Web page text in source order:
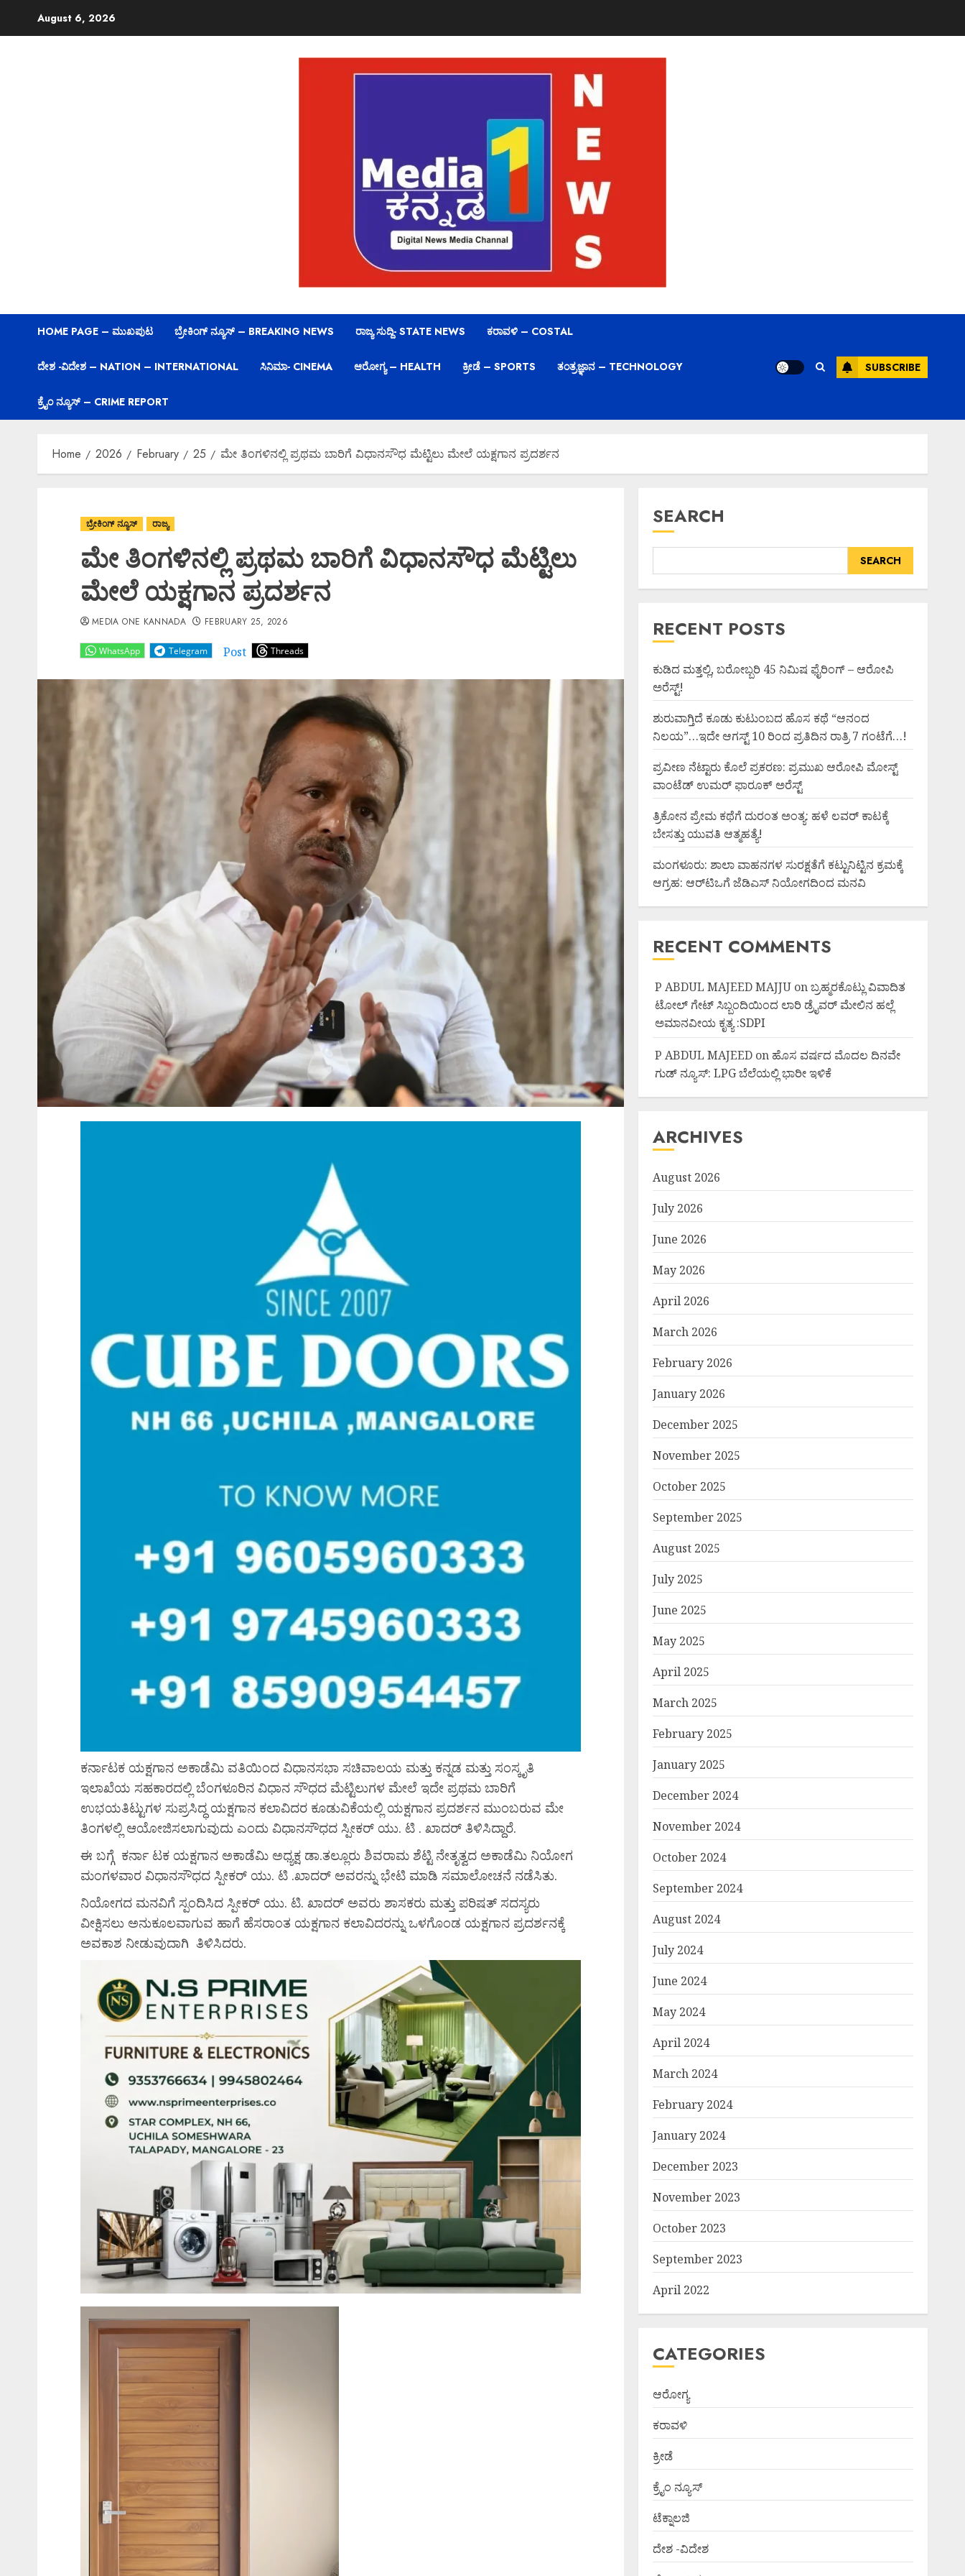
August 6, 2026
HOME PAGE – ಮುಖಪುಟ ಬ್ರೇಕಿಂಗ್ ನ್ಯೂಸ್ – BREAKING NEWS ರಾಜ್ಯ ಸುದ್ದಿ- STATE NEWS ಕರಾವಳಿ – COSTAL
ದೇಶ -ವಿದೇಶ – NATION – INTERNATIONAL ಸಿನಿಮಾ- CINEMA ಆರೋಗ್ಯ – HEALTH ಕ್ರೀಡೆ – SPORTS ತಂತ್ರಜ್ಞಾನ – TECHNOLOGY
ಕ್ರೈಂ ನ್ಯೂಸ್ – CRIME REPORT
SUBSCRIBE
Home 2026 February 25 ಮೇ ತಿಂಗಳಿನಲ್ಲಿ ಪ್ರಥಮ ಬಾರಿಗೆ ವಿಧಾನಸೌಧ ಮೆಟ್ಟಿಲು ಮೇಲೆ ಯಕ್ಷಗಾನ ಪ್ರದರ್ಶನ
ಬ್ರೇಕಿಂಗ್ ನ್ಯೂಸ್ ರಾಜ್ಯ
ಮೇ ತಿಂಗಳಿನಲ್ಲಿ ಪ್ರಥಮ ಬಾರಿಗೆ ವಿಧಾನಸೌಧ ಮೆಟ್ಟಿಲು
ಮೇಲೆ ಯಕ್ಷಗಾನ ಪ್ರದರ್ಶನ
WhatsApp Telegram Post Threads
MEDIA ONE KANNADA FEBRUARY 25, 2026
ಕರ್ನಾಟಕ ಯಕ್ಷಗಾನ ಅಕಾಡೆಮಿ ವತಿಯಿಂದ ವಿಧಾನಸಭಾ ಸಚಿವಾಲಯ ಮತ್ತು ಕನ್ನಡ ಮತ್ತು ಸಂಸ್ಕೃತಿ
ಇಲಾಖೆಯ ಸಹಕಾರದಲ್ಲಿ ಬೆಂಗಳೂರಿನ ವಿಧಾನ ಸೌಧದ ಮೆಟ್ಟಿಲುಗಳ ಮೇಲೆ ಇದೇ ಪ್ರಥಮ ಬಾರಿಗೆ
ಉಭಯತಿಟ್ಟುಗಳ ಸುಪ್ರಸಿದ್ಧ ಯಕ್ಷಗಾನ ಕಲಾವಿದರ ಕೂಡುವಿಕೆಯಲ್ಲಿ ಯಕ್ಷಗಾನ ಪ್ರದರ್ಶನ ಮುಂಬರುವ ಮೇ
ತಿಂಗಳಲ್ಲಿ ಆಯೋಜಿಸಲಾಗುವುದು ಎಂದು ವಿಧಾನಸೌಧದ ಸ್ಪೀಕರ್ ಯು. ಟಿ . ಖಾದರ್ ತಿಳಿಸಿದ್ದಾರೆ.
ಈ ಬಗ್ಗೆ ಕರ್ನಾ ಟಕ ಯಕ್ಷಗಾನ ಅಕಾಡೆಮಿ ಅಧ್ಯಕ್ಷ ಡಾ.ತಲ್ಲೂರು ಶಿವರಾಮ ಶೆಟ್ಟಿ ನೇತೃತ್ವದ ಅಕಾಡೆಮಿ ನಿಯೋಗ
ಮಂಗಳವಾರ ವಿಧಾನಸೌಧದ ಸ್ಪೀಕರ್ ಯು. ಟಿ .ಖಾದರ್ ಅವರನ್ನು ಭೇಟಿ ಮಾಡಿ ಸಮಾಲೋಚನೆ ನಡೆಸಿತು.
ನಿಯೋಗದ ಮನವಿಗೆ ಸ್ಪಂದಿಸಿದ ಸ್ಪೀಕರ್ ಯು. ಟಿ. ಖಾದರ್ ಅವರು ಶಾಸಕರು ಮತ್ತು ಪರಿಷತ್ ಸದಸ್ಯರು
ವೀಕ್ಷಿಸಲು ಅನುಕೂಲವಾಗುವ ಹಾಗೆ ಹೆಸರಾಂತ ಯಕ್ಷಗಾನ ಕಲಾವಿದರನ್ನು ಒಳಗೊಂಡ ಯಕ್ಷಗಾನ ಪ್ರದರ್ಶನಕ್ಕೆ
ಅವಕಾಶ ನೀಡುವುದಾಗಿ ತಿಳಿಸಿದರು.
SEARCH
SEARCH
RECENT POSTS
ಕುಡಿದ ಮತ್ತಲ್ಲಿ, ಬರೋಬ್ಬರಿ 45 ನಿಮಿಷ ಫೈರಿಂಗ್ – ಆರೋಪಿ
ಅರೆಸ್ಟ್!
ಶುರುವಾಗ್ತಿದೆ ಕೂಡು ಕುಟುಂಬದ ಹೊಸ ಕಥೆ “ಆನಂದ
ನಿಲಯ”…ಇದೇ ಆಗಸ್ಟ್ 10 ರಿಂದ ಪ್ರತಿದಿನ ರಾತ್ರಿ 7 ಗಂಟೆಗೆ…!
ಪ್ರವೀಣ ನೆಟ್ಟಾರು ಕೊಲೆ ಪ್ರಕರಣ: ಪ್ರಮುಖ ಆರೋಪಿ ಮೋಸ್ಟ್
ವಾಂಟೆಡ್ ಉಮರ್ ಫಾರೂಕ್ ಅರೆಸ್ಟ್
ತ್ರಿಕೋನ ಪ್ರೇಮ ಕಥೆಗೆ ದುರಂತ ಅಂತ್ಯ: ಹಳೆ ಲವರ್ ಕಾಟಕ್ಕೆ
ಬೇಸತ್ತು ಯುವತಿ ಆತ್ಮಹತ್ಯೆ!
ಮಂಗಳೂರು: ಶಾಲಾ ವಾಹನಗಳ ಸುರಕ್ಷತೆಗೆ ಕಟ್ಟುನಿಟ್ಟಿನ ಕ್ರಮಕ್ಕೆ
ಆಗ್ರಹ: ಆರ್‌ಟಿಒಗೆ ಜೆಡಿಎಸ್ ನಿಯೋಗದಿಂದ ಮನವಿ
RECENT COMMENTS
P ABDUL MAJEED MAJJUonಬ್ರಹ್ಮರಕೊಟ್ಲು ವಿವಾದಿತ
ಟೋಲ್ ಗೇಟ್ ಸಿಬ್ಬಂದಿಯಿಂದ ಲಾರಿ ಡ್ರೈವರ್ ಮೇಲಿನ ಹಲ್ಲೆ
ಅಮಾನವೀಯ ಕೃತ್ಯ :SDPI
P ABDUL MAJEEDon ಹೊಸ ವರ್ಷದ ಮೊದಲ ದಿನವೇ
ಗುಡ್ ನ್ಯೂಸ್: LPG ಬೆಲೆಯಲ್ಲಿ ಭಾರೀ ಇಳಿಕೆ
ARCHIVES
August 2026
July 2026
June 2026
May 2026
April 2026
March 2026
February 2026
January 2026
December 2025
November 2025
October 2025
September 2025
August 2025
July 2025
June 2025
May 2025
April 2025
March 2025
February 2025
January 2025
December 2024
November 2024
October 2024
September 2024
August 2024
July 2024
June 2024
May 2024
April 2024
March 2024
February 2024
January 2024
December 2023
November 2023
October 2023
September 2023
April 2022
CATEGORIES
ಆರೋಗ್ಯ
ಕರಾವಳಿ
ಕ್ರೀಡೆ
ಕ್ರೈಂ ನ್ಯೂಸ್
ಟೆಕ್ನಾಲಜಿ
ದೇಶ -ವಿದೇಶ